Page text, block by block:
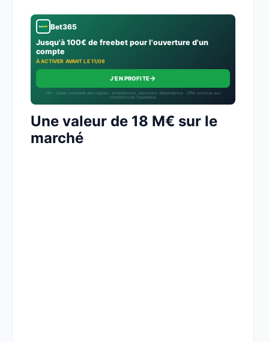
Bet365
Jusqu'à 100€ de freebet pour l'ouverture d'un
compte
À ACTIVER AVANT LE 11/08
J'EN PROFITE→
18+ · Jouer comporte des risques : endettement, isolement, dépendance · Offre soumise aux
conditions de l’opérateur.
Une valeur de 18 M€ sur le
marché